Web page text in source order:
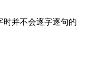
时并不会逐字逐句的